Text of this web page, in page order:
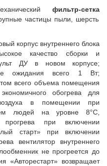
фильтр-сетка
частицы пыли, шерсть
корпус внутреннего блока
качество сборки и
ДУ в новом корпусе;
ожидания всего 1 Вт;
всего объема помещения
экономичного обогрева для
в помещении при
людей на уровне 8°С,
при включении
старт» при включении
вентилятор внутреннего
не прогреется до
«Авторестарт» возвращает